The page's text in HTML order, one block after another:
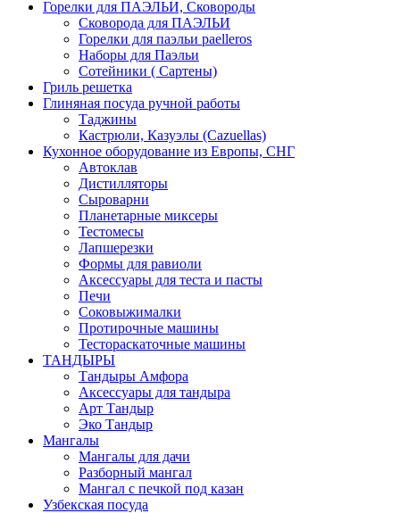
Горелки для ПАЭЛЬИ, Сковороды
Сковорода для ПАЭЛЬИ
Горелки для паэльи paelleros
Наборы для Паэльи
Сотейники ( Сартены)
Гриль решетка
Глиняная посуда ручной работы
Таджины
Кастрюли, Казуэлы (Cazuellas)
Кухонное оборудование из Европы, СНГ
Автоклав
Дистилляторы
Сыроварни
Планетарные миксеры
Тестомесы
Лапшерезки
Формы для равиоли
Аксессуары для теста и пасты
Печи
Соковыжималки
Протирочные машины
Тестораскаточные машины
ТАНДЫРЫ
Тандыры Амфора
Аксессуары для тандыра
Арт Тандыр
Эко Тандыр
Мангалы
Мангалы для дачи
Разборный мангал
Мангал с печкой под казан
Узбекская посуда